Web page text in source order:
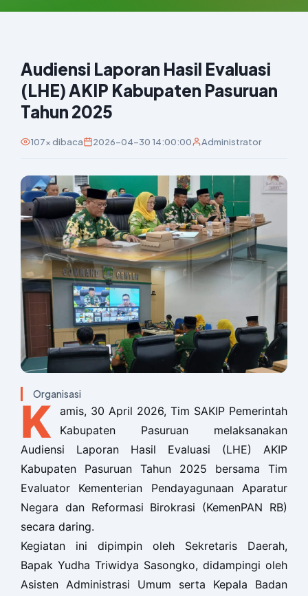
Audiensi Laporan Hasil Evaluasi
(LHE) AKIP Kabupaten Pasuruan
Tahun 2025
107x dibaca 2026-04-30 14:00:00 Administrator
Organisasi
K
amis, 30 April 2026, Tim SAKIP Pemerintah
Kabupaten Pasuruan melaksanakan
Audiensi Laporan Hasil Evaluasi (LHE) AKIP
Kabupaten Pasuruan Tahun 2025 bersama Tim
Evaluator Kementerian Pendayagunaan Aparatur
Negara dan Reformasi Birokrasi (KemenPAN RB)
secara daring.
Kegiatan ini dipimpin oleh Sekretaris Daerah,
Bapak Yudha Triwidya Sasongko, didampingi oleh
Asisten Administrasi Umum serta Kepala Badan